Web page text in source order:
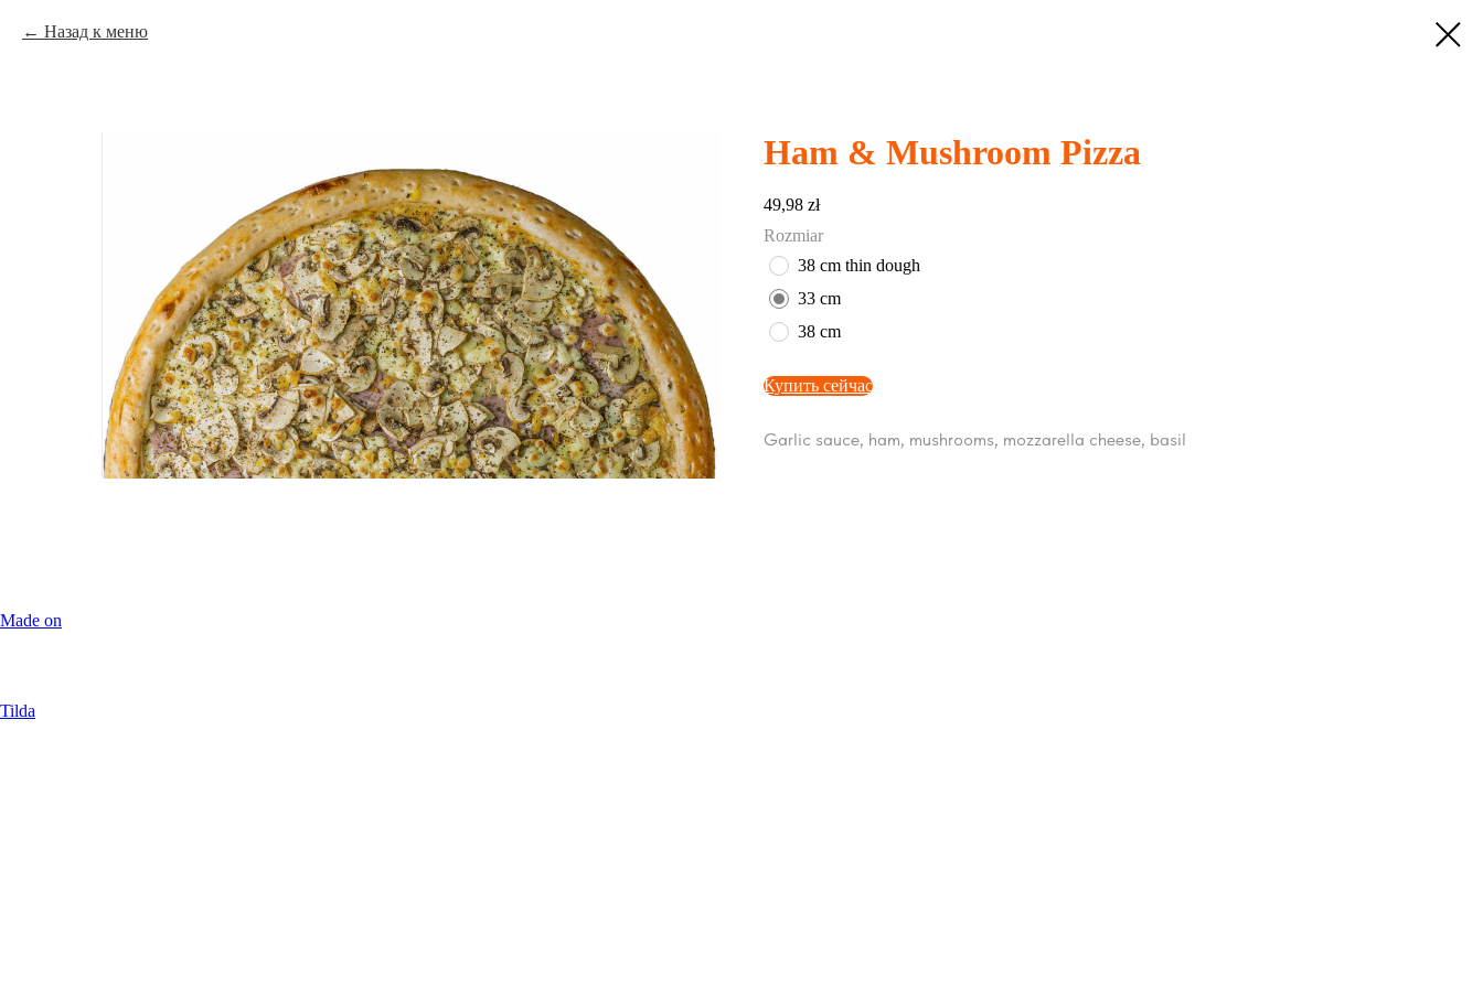
Назад к меню
Ham & Mushroom Pizza
49,98 zł
Rozmiar
38 cm thin dough
33 cm
38 cm
Купить сейчас
Garlic sauce, ham, mushrooms, mozzarella cheese, basil
Made on
Tilda